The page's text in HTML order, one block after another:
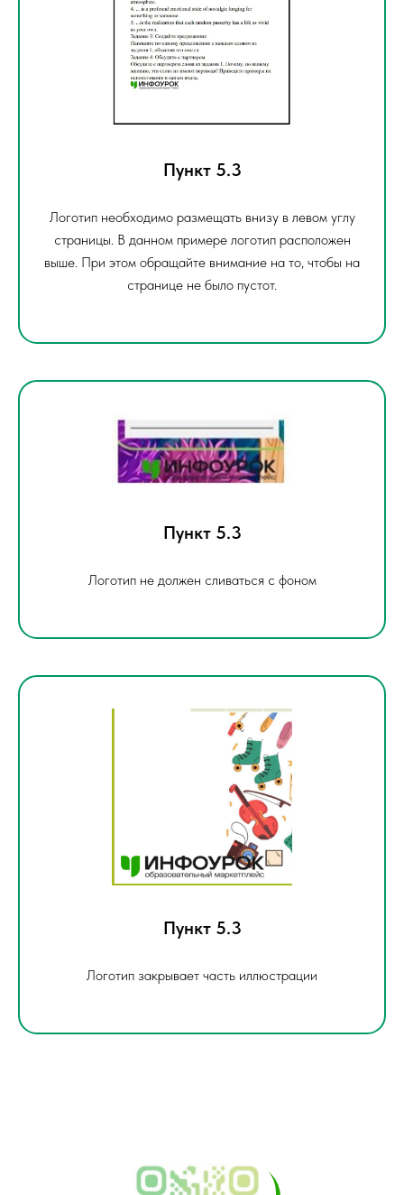
Пункт 5.3
Логотип необходимо размещать внизу в левом углу
страницы. В данном примере логотип расположен
выше. При этом обращайте внимание на то, чтобы на
странице не было пустот.
Пункт 5.3
Логотип не должен сливаться с фоном
Пункт 5.3
Логотип закрывает часть иллюстрации